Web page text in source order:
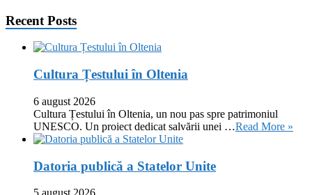
Recent Posts
Cultura Țestului în Oltenia
6 august 2026
Cultura Țestului în Oltenia, un nou pas spre patrimoniul
UNESCO. Un proiect dedicat salvării unei …Read More »
Datoria publică a Statelor Unite